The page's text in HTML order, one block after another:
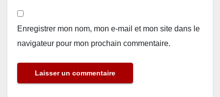
Enregistrer mon nom, mon e-mail et mon site dans le
navigateur pour mon prochain commentaire.